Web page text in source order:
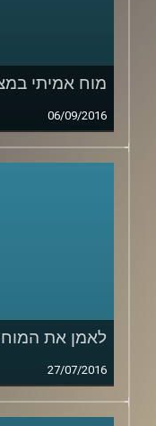
מוח אמיתי
06/09/2016
לאמן את המוח
27/07/2016